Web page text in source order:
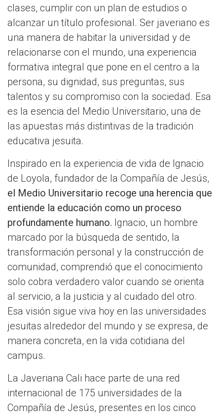
clases, cumplir con un plan de estudios o
alcanzar un título profesional. Ser javeriano es
una manera de habitar la universidad y de
relacionarse con el mundo, una experiencia
formativa integral que pone en el centro a la
persona, su dignidad, sus preguntas, sus
talentos y su compromiso con la sociedad. Esa
es la esencia del Medio Universitario, una de
las apuestas más distintivas de la tradición
educativa jesuita.
Inspirado en la experiencia de vida de Ignacio
de Loyola, fundador de la Compañía de Jesús,
el Medio Universitario recoge una herencia que
entiende la educación como un proceso
profundamente humano. Ignacio, un hombre
marcado por la búsqueda de sentido, la
transformación personal y la construcción de
comunidad, comprendió que el conocimiento
solo cobra verdadero valor cuando se orienta
al servicio, a la justicia y al cuidado del otro.
Esa visión sigue viva hoy en las universidades
jesuitas alrededor del mundo y se expresa, de
manera concreta, en la vida cotidiana del
campus.
La Javeriana Cali hace parte de una red
internacional de 175 universidades de la
Compañía de Jesús, presentes en los cinco